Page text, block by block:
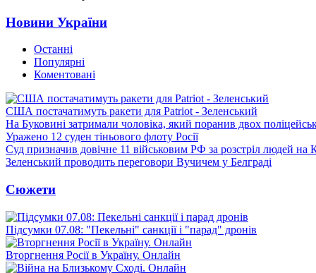
Новини України
Останні
Популярні
Коментовані
США постачатимуть ракети для Patriot - Зеленський
На Буковині затримали чоловіка, який поранив двох
Уражено 12 суден тіньового флоту Росії
Суд призначив довічне 11 військовим РФ за розстріл людей на
Зеленський проводить переговори Вучичем у Белграді
Сюжети
Підсумки 07.08: "Пекельні" санкції і "парад" дронів
Вторгнення Росії в Україну. Онлайн